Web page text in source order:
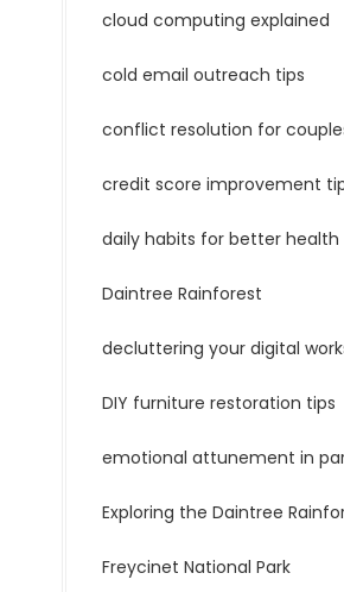
cloud computing explained
cold email outreach tips
conflict resolution for
credit score improvement
daily habits for better health
Daintree Rainforest
decluttering your digital
DIY furniture restoration tips
emotional attunement in
Exploring the Daintree
Freycinet National Park